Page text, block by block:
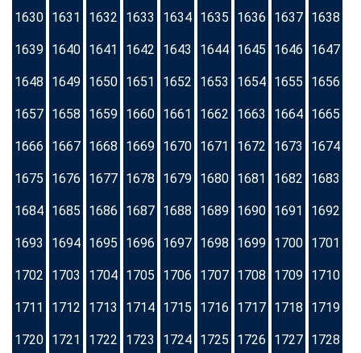
1630 1631 1632 1633 1634 1635 1636 1637 1638
1639 1640 1641 1642 1643 1644 1645 1646 1647
1648 1649 1650 1651 1652 1653 1654 1655 1656
1657 1658 1659 1660 1661 1662 1663 1664 1665
1666 1667 1668 1669 1670 1671 1672 1673 1674
1675 1676 1677 1678 1679 1680 1681 1682 1683
1684 1685 1686 1687 1688 1689 1690 1691 1692
1693 1694 1695 1696 1697 1698 1699 1700 1701
1702 1703 1704 1705 1706 1707 1708 1709 1710
1711 1712 1713 1714 1715 1716 1717 1718 1719
1720 1721 1722 1723 1724 1725 1726 1727 1728